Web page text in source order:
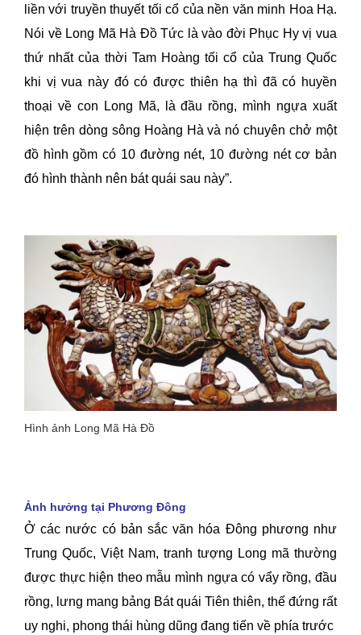
liền với truyền thuyết tối cổ của nền văn minh Hoa Hạ.
Nói về Long Mã Hà ĐồTức là vào đời Phục Hy vị vua
thứ nhất của thời Tam Hoàng tối cổ của Trung Quốc
khi vị vua này đó có được thiên hạ thì đã có huyền
thoại về con Long Mã, là đầu rồng, mình ngựa xuất
hiện trên dòng sông Hoàng Hà và nó chuyên chở một
đồ hình gồm có 10 đường nét, 10 đường nét cơ bản
đó hình thành nên bát quái sau này”.
Hình ảnh Long Mã Hà Đồ
Ảnh hưởng tại Phương Đông
Ở các nước có bản sắc văn hóa Đông phương như
Trung Quốc, Việt Nam, tranh tượng Long mã thường
được thực hiện theo mẫu mình ngựa có vẩy rồng, đầu
rồng, lưng mang bảng Bát quái Tiên thiên, thế đứng rất
uy nghi, phong thái hùng dũng đang tiến về phía trước